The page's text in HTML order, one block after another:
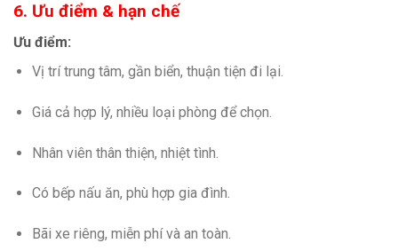
6. Ưu điểm & hạn chế
Ưu điểm:
Vị trí trung tâm, gần biển, thuận tiện đi lại.
Giá cả hợp lý, nhiều loại phòng để chọn.
Nhân viên thân thiện, nhiệt tình.
Có bếp nấu ăn, phù hợp gia đình.
Bãi xe riêng, miễn phí và an toàn.